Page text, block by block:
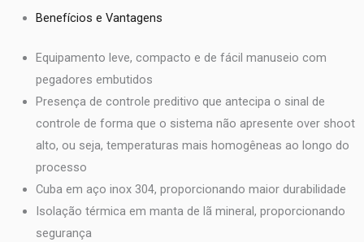
Benefícios e Vantagens
Equipamento leve, compacto e de fácil manuseio com
pegadores embutidos
Presença de controle preditivo que antecipa o sinal de
controle de forma que o sistema não apresente over shoot
alto, ou seja, temperaturas mais homogêneas ao longo do
processo
Cuba em aço inox 304, proporcionando maior durabilidade
Isolação térmica em manta de lã mineral, proporcionando
segurança